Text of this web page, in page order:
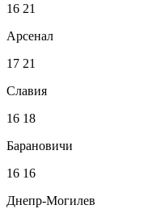
16 21
Арсенал
17 21
Славия
16 18
Барановичи
16 16
Днепр-Могилев